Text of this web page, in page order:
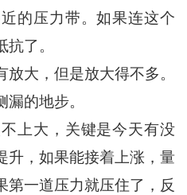
的压力带。如果连这个
了。
大，但是放大得不多。
的地步。
上大，关键是今天有没
升，如果能接着上涨，量
第一道压力就压住了，反